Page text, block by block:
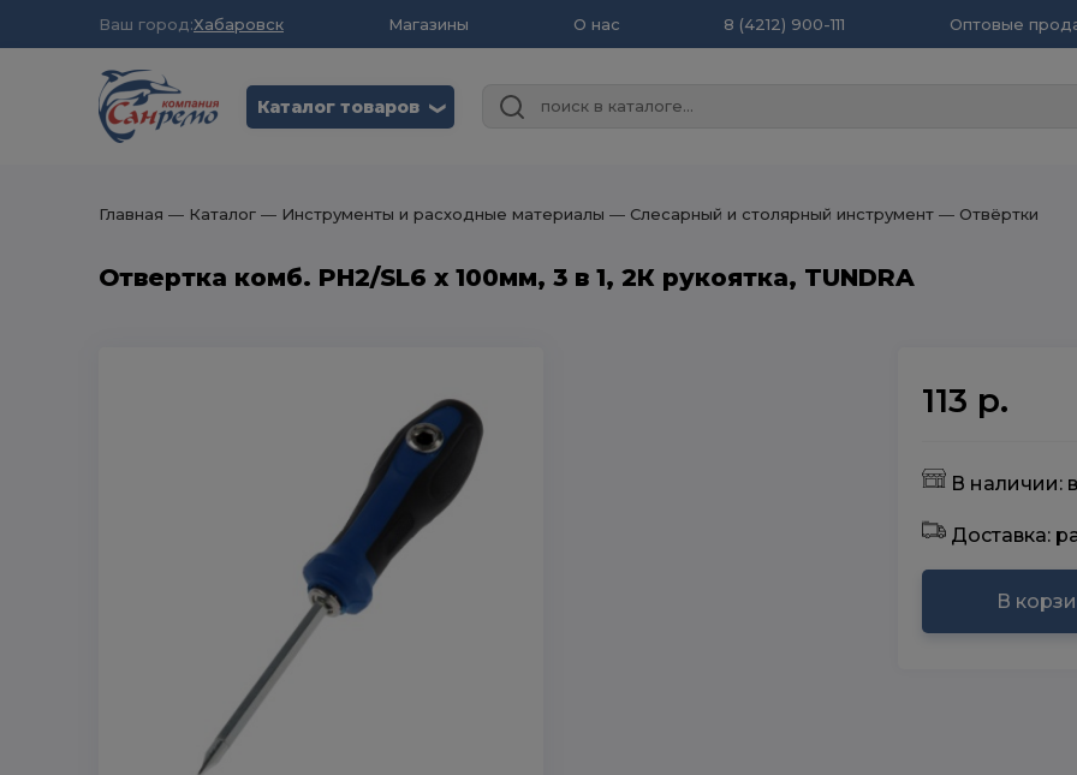
Ваш город:Хабаровск Магазины О нас 8 (4212) 900-111 Оптовые
Каталог товаров ❮
Главная ― Каталог ― Инструменты и расходные материалы ― Слесарный и столярный инструмент ― Отвёртки
Отвертка комб. PH2/SL6 х 100мм, 3 в 1, 2К рукоятка, TUNDRA
113 р.
В наличии:
Доставка:
В